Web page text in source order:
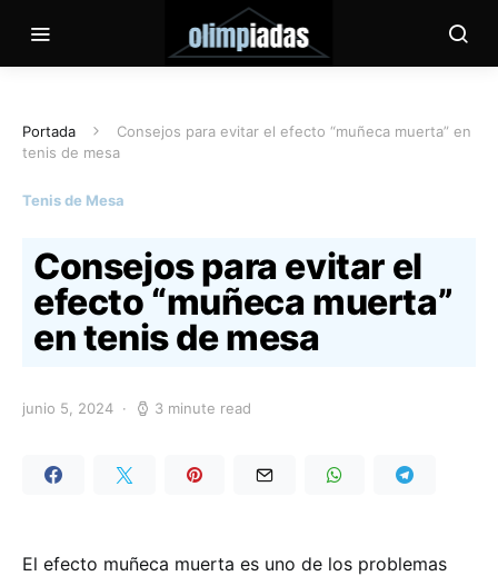
Portada
Consejos para evitar el efecto “muñeca muerta” en
tenis de mesa
Tenis de Mesa
Consejos para evitar el
efecto “muñeca muerta”
en tenis de mesa
junio 5, 2024 3 minute read
El efecto muñeca muerta es uno de los problemas